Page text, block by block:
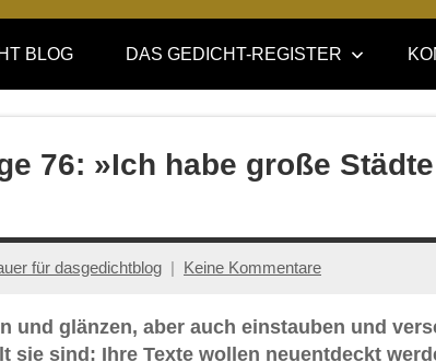
BLOG DAS GEDICHT-REGISTER
76: »Ich habe große
für dasgedichtblog Keine Kommentare
und glänzen, aber auch einstauben und
sie sind: Ihre Texte wollen neuentdeckt